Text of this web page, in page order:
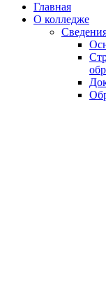
Главная
О колледже